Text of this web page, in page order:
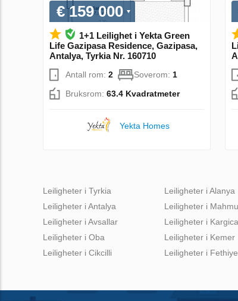
€ 159 000
1+1 Leilighet i Yekta Green
Life Gazipasa Residence, Gazipasa,
Antalya, Tyrkia Nr. 160710
Antall rom: 2 Soverom: 1
Bruksrom: 63.4 Kvadratmeter
Yekta Homes
Leiligheter i Tyrkia
Leiligheter i Antalya
Leiligheter i Avsallar
Leiligheter i Oba
Leiligheter i Cikcilli
Leiligheter i Alanya
Leiligheter i
Leiligheter i
Leiligheter i Kemer
Leiligheter i Fethiye